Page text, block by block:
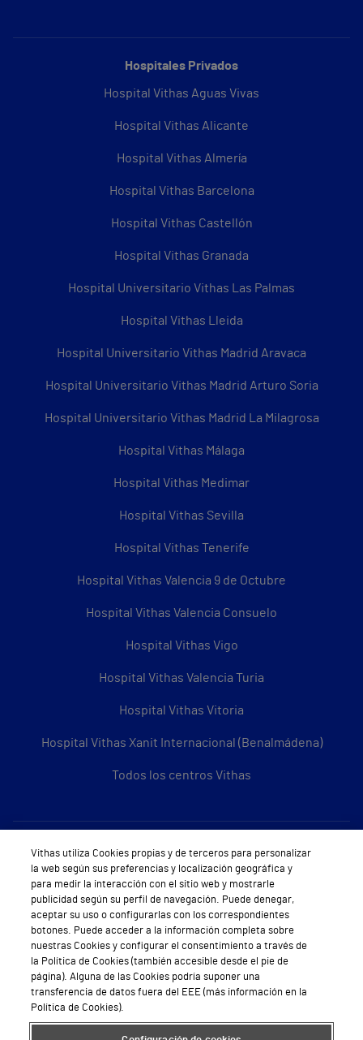
Hospitales Privados
Hospital Vithas Aguas Vivas
Hospital Vithas Alicante
Hospital Vithas Almería
Hospital Vithas Barcelona
Hospital Vithas Castellón
Hospital Vithas Granada
Hospital Universitario Vithas Las Palmas
Hospital Vithas Lleida
Hospital Universitario Vithas Madrid Aravaca
Hospital Universitario Vithas Madrid Arturo Soria
Hospital Universitario Vithas Madrid La Milagrosa
Hospital Vithas Málaga
Hospital Vithas Medimar
Hospital Vithas Sevilla
Hospital Vithas Tenerife
Hospital Vithas Valencia 9 de Octubre
Hospital Vithas Valencia Consuelo
Hospital Vithas Vigo
Hospital Vithas Valencia Turia
Hospital Vithas Vitoria
Hospital Vithas Xanit Internacional (Benalmádena)
Todos los centros Vithas
Sobre Vithas
Quiénes somos
Trabajar en Vithas
Teléfono Cita Médica
Teléfono Atención al Cliente
Política de seguridad y salud en el trabajo
Vithas utiliza Cookies propias y de terceros para personalizar
la web según sus preferencias y localización geográfica y
para medir la interacción con el sitio web y mostrarle
publicidad según su perfil de navegación. Puede denegar,
aceptar su uso o configurarlas con los correspondientes
botones. Puede acceder a la información completa sobre
nuestras Cookies y configurar el consentimiento a través de
la Política de Cookies (también accesible desde el pie de
página). Alguna de las Cookies podría suponer una
transferencia de datos fuera del EEE (más información en la
Política de Cookies).